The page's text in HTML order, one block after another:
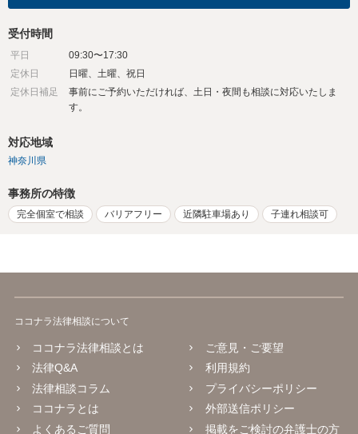
受付時間
平日
09:30〜17:30
定休日
日曜、土曜、祝日
定休日補足
事前にご予約いただければ、土日・夜間も相談に対応いたしま
す。
対応地域
神奈川県
事務所の特徴
完全個室で相談 バリアフリー 近隣駐車場あり 子連れ相談可
ココナラ法律相談について
ココナラ法律相談とは
法律Q&A
法律相談コラム
ココナラとは
よくあるご質問
ご意見・ご要望
利用規約
プライバシーポリシー
外部送信ポリシー
掲載をご検討の弁護士の方